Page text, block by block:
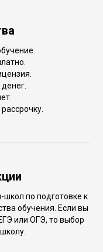
по подготовке к
обучения. Если вы
или ОГЭ, то выбор